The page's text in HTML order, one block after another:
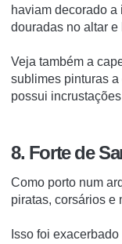
haviam decorado
douradas no altar
Veja também a
sublimes pinturas
possui
8. Forte de
Como porto num
piratas, corsários e
Isso foi